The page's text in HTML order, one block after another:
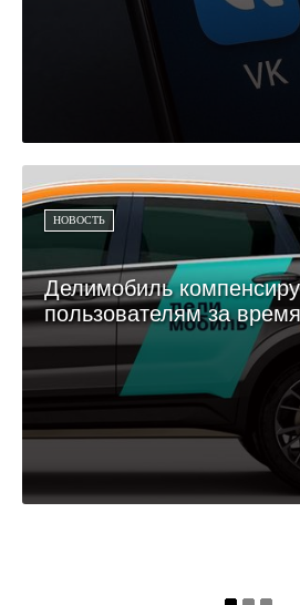
НОВОСТЬ
Делимобиль
пользователям за